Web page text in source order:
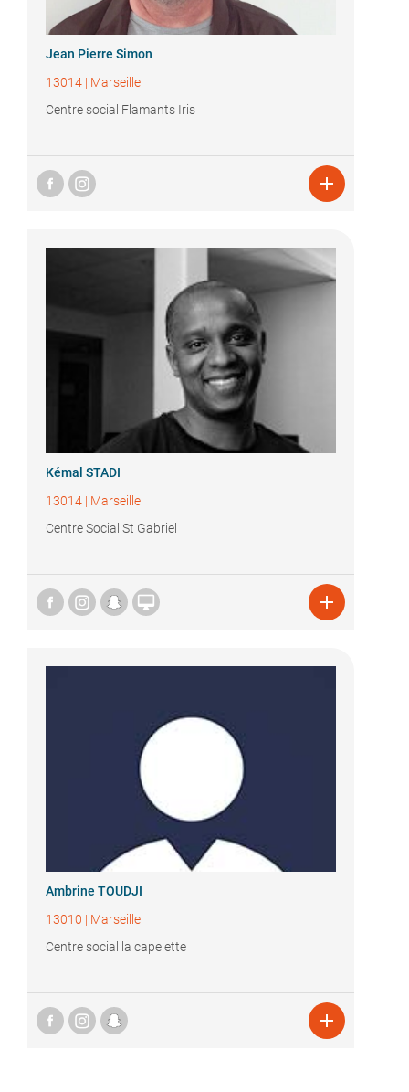
Jean Pierre Simon
13014 | Marseille
Centre social Flamants Iris

Kémal STADI
13014 | Marseille
Centre Social St Gabriel
 
Ambrine TOUDJI
13010 | Marseille
Centre social la capelette
